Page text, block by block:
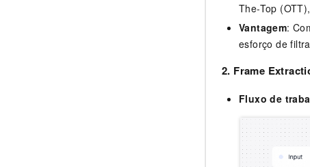
The-Top
Vantagem:
esforço de
2. Frame
Fluxo de